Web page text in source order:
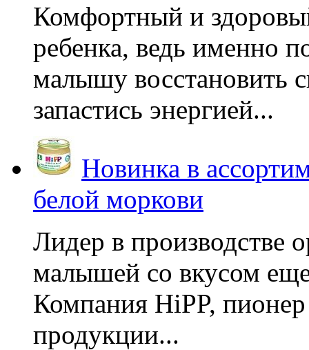
Комфортный и
ребенка, ведь именно
малышу восстановить
запастись энергией...
Новинка в
белой моркови
Лидер в производстве
малышей со вкусом
Компания HiPP, пионер
продукции...